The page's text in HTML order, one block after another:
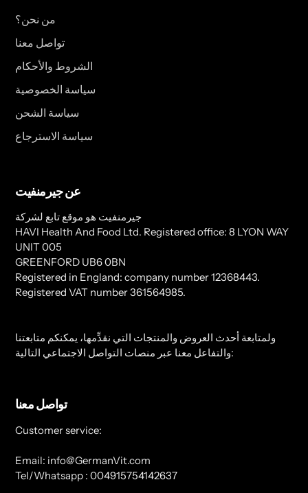
من نحن؟
تواصل معنا
الشروط والأحكام
سياسة الخصوصية
سياسة الشحن
سياسة الاسترجاع
عن جيرمنفيت
جيرمنفيت هو موقع تابع لشركة
HAVI Health And Food Ltd. Registered office: 8 LYON WAY
UNIT 005
GREENFORD UB6 0BN
Registered in England: company number 12368443.
Registered VAT number 361564985.
ولمتابعة أحدث العروض والمنتجات التي نقدِّمها، يمكنكم متابعتنا
والتفاعل معنا عبر منصات التواصل الاجتماعي التالية:
تواصل معنا
Customer service:
Email: info@GermanVit.com
Tel/Whatsapp : 004915754142637